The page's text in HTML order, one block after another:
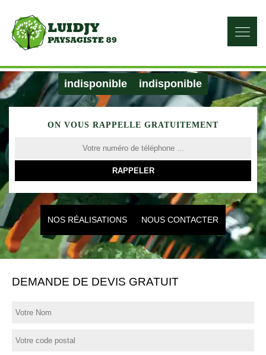
indisponible indisponible
ON VOUS RAPPELLE GRATUITEMENT
NOS RÉALISATIONS NOUS CONTACTER
DEMANDE DE DEVIS GRATUIT